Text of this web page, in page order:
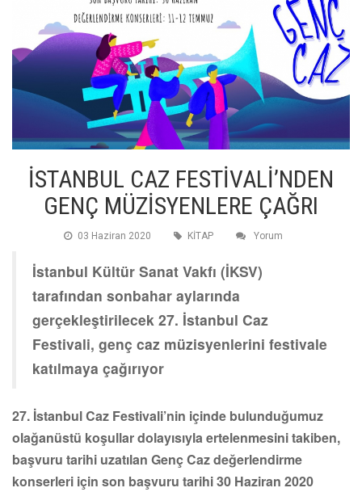
İSTANBUL CAZ FESTİVALİ’NDEN
GENÇ MÜZİSYENLERE ÇAĞRI
03 Haziran 2020 KİTAP Yorum
İstanbul Kültür Sanat Vakfı (İKSV)
tarafından sonbahar aylarında
gerçekleştirilecek 27. İstanbul Caz
Festivali, genç caz müzisyenlerini festivale
katılmaya çağırıyor
27. İstanbul Caz Festivali’nin içinde bulunduğumuz
olağanüstü koşullar dolayısıyla ertelenmesini takiben,
başvuru tarihi uzatılan Genç Caz değerlendirme
konserleri için son başvuru tarihi 30 Haziran 2020